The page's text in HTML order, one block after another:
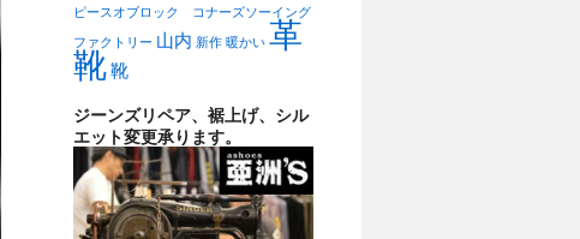
ピースオブロック コナーズソーイング
ファクトリー 山内 新作 暖かい 革
靴靴
ジーンズリペア、裾上げ、シル
エット変更承ります。